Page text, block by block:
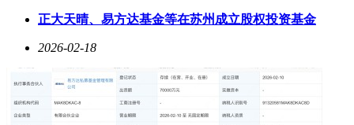
隔离率名副其实。音质上，它拥有金标音质认证，实现影院级
APP可切换睡眠模式和白噪音模式，内置CVC线性降噪技术优
体形态，搭配首创的mini超软抗菌耳帽，零压力且适配多种耳
斯拉同级的锂电池，单次充满电可连续使用10小时，搭配充电
正大天晴、易方达基金等在苏州成立股权投资基金
2026-02-18